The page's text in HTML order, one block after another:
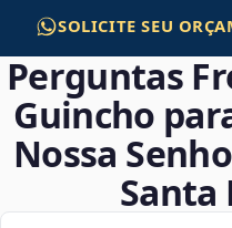
SOLICITE SEU
Perguntas
Guincho
Nossa
Santa